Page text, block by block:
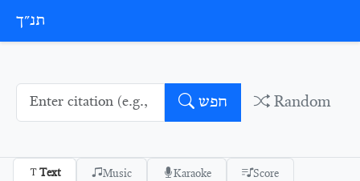
תנ״ך
חפש Random
Text Music Karaoke Score